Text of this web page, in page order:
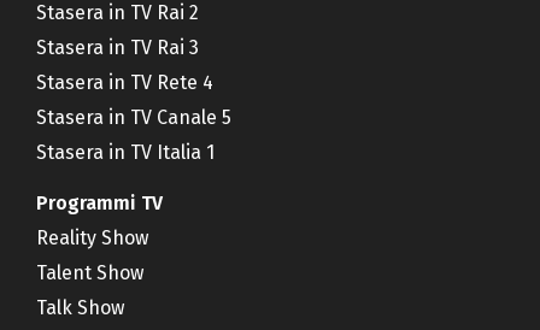
Stasera in TV Rai 2
Stasera in TV Rai 3
Stasera in TV Rete 4
Stasera in TV Canale 5
Stasera in TV Italia 1
Programmi TV
Reality Show
Talent Show
Talk Show